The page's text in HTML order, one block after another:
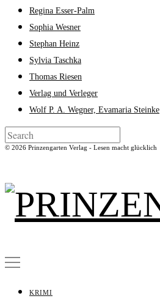
Regina Esser-Palm
Sophia Wesner
Stephan Heinz
Sylvia Taschka
Thomas Riesen
Verlag und Verleger
Wolf P. A. Wegner, Evamaria Steinke
© 2026 Prinzengarten Verlag - Lesen macht glücklich
KRIMI